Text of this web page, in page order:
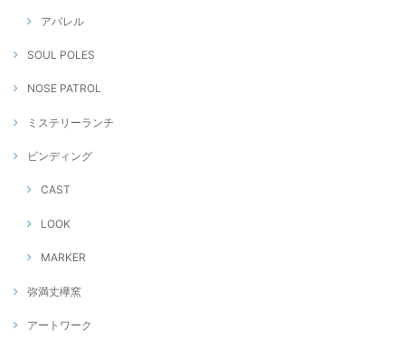
アパレル
SOUL POLES
NOSE PATROL
ミステリーランチ
ビンディング
CAST
LOOK
MARKER
弥満丈欅窯
アートワーク